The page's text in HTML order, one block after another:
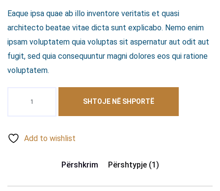
Eaque ipsa quae ab illo inventore veritatis et quasi
architecto beatae vitae dicta sunt explicabo. Nemo enim
ipsam voluptatem quia voluptas sit aspernatur aut odit aut
fugit, sed quia consequuntur magni dolores eos qui ratione
voluptatem.
SHTOJE NË SHPORTË
Add to wishlist
Përshkrim Përshtypje (1)